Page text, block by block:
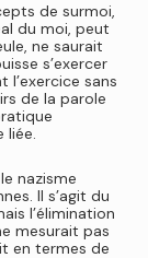
de surmoi,
du moi, peut
ne saurait
s’exercer
sans
de la parole
liée.
nazisme
Il s’agit du
l’élimination
mesurait pas
en termes de